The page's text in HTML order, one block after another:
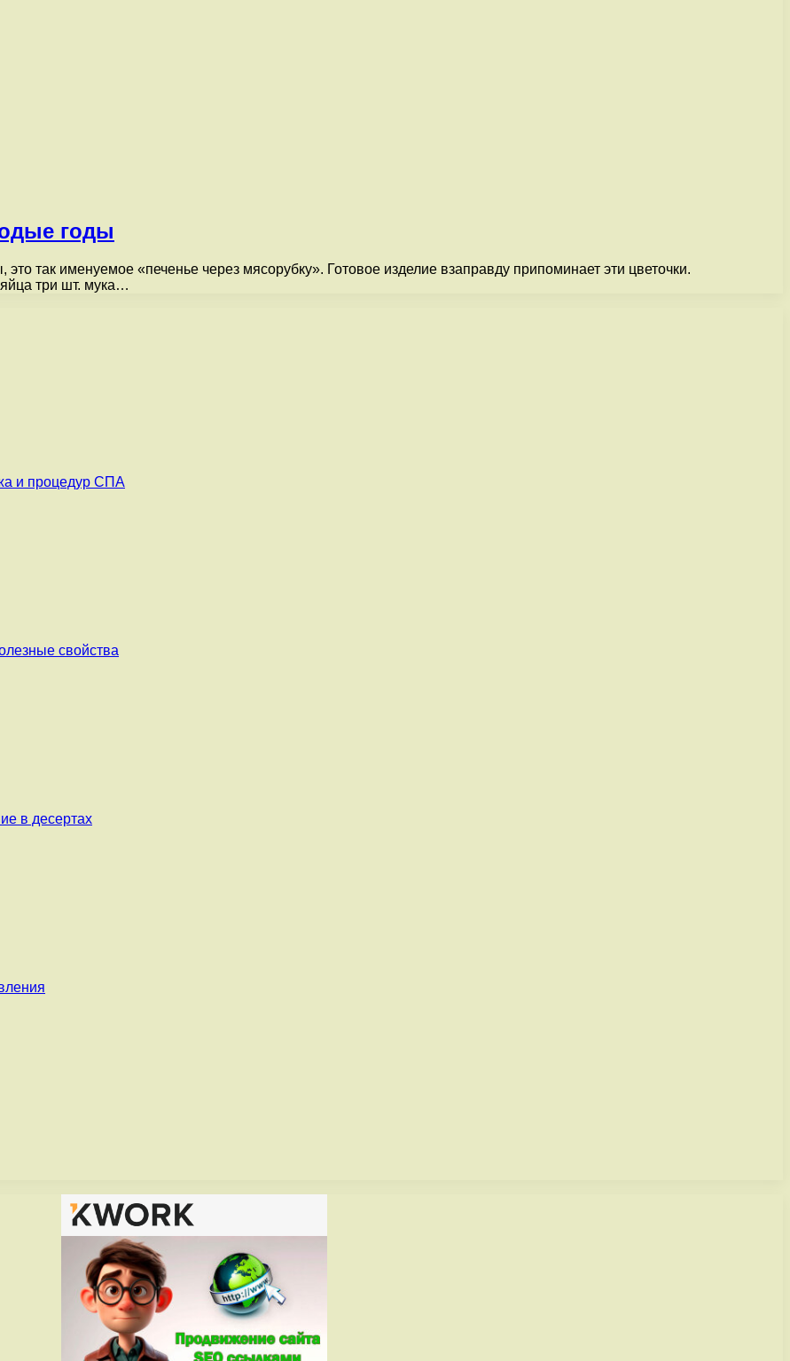
годы
так именуемое «печенье через мясорубку». Готовое изделие взаправду припоминает эти цветочки.
три шт. мука…
и процедур СПА
свойства
в десертах